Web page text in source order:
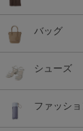
バッグ
シューズ
ファッシ